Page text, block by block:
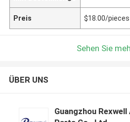
Preis $18.00/
Sehen Sie
ÜBER UNS
Guangzhou